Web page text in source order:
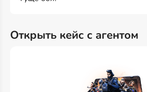
Открыть кейс с агентом